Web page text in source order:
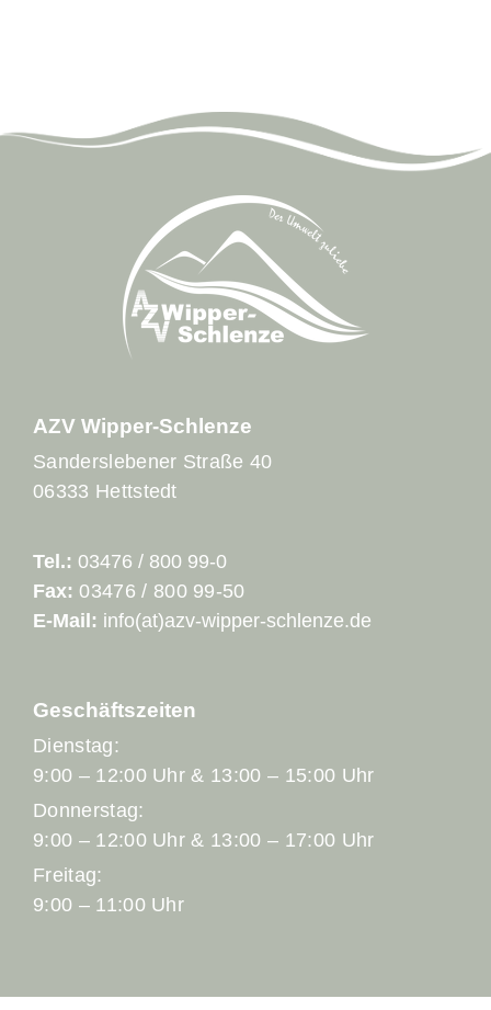
AZV Wipper-Schlenze
Sanderslebener Straße 40
06333 Hettstedt
Tel.: 03476 / 800 99-0
Fax: 03476 / 800 99-50
E-Mail: info(at)azv-wipper-schlenze.de
Geschäftszeiten
Dienstag:
9:00 – 12:00 Uhr & 13:00 – 15:00 Uhr
Donnerstag:
9:00 – 12:00 Uhr & 13:00 – 17:00 Uhr
Freitag:
9:00 – 11:00 Uhr